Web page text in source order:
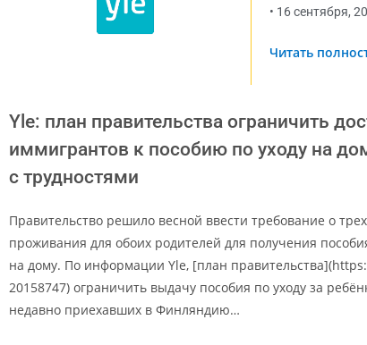
• 16 сентября,
Читать
Yle: план правительства ограничить
иммигрантов к пособию по уходу на
с трудностями
Правительство решило весной ввести требование о
проживания для обоих родителей для получения
на дому. По информации Yle, [план
20158747) ограничить выдачу пособия по уходу за
недавно приехавших в Финляндию…